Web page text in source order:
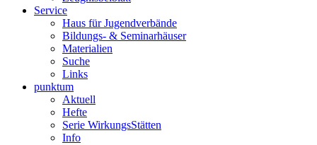
Service
Haus für Jugendverbände
Bildungs- & Seminarhäuser
Materialien
Suche
Links
punktum
Aktuell
Hefte
Serie WirkungsStätten
Info